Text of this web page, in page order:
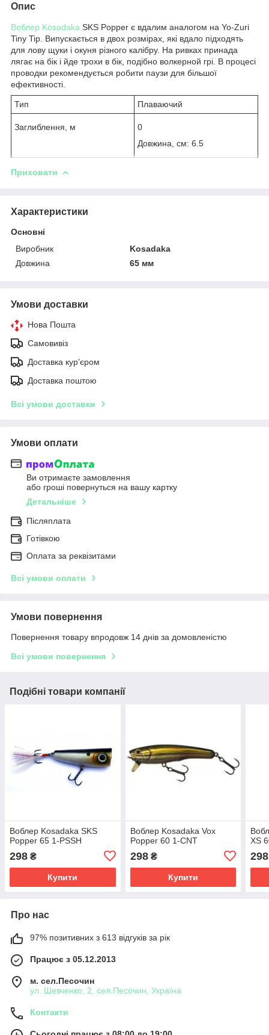
Опис
Воблер Kosadaka SKS Popper є вдалим аналогом на Yo-Zuri
Tiny Tip. Випускається в двох розмірах, які вдало підходять
для лову щуки і окуня різного калібру. На ривках принада
лягає на бік і йде трохи в бік, подібно волкерной грі. В процесі
проводки рекомендується робити паузи для більшої
ефективності.
Тип Плаваючий
Заглиблення, м
0
Довжина, см: 6.5
Приховати
Характеристики
Основні
Виробник
Kosadaka
Довжина
65 мм
Умови доставки
Нова Пошта
Самовивіз
Доставка кур'єром
Доставка поштою
Всі умови доставки
Умови оплати
Ви отримаєте замовлення
або гроші повернуться на вашу картку
Детальніше
Післяплата
Готівкою
Оплата за реквізитами
Всі умови оплати
Умови повернення
Повернення товару впродовж 14 днів за домовленістю
Всі умови повернення
Подібні товари компанії
Воблер Kosadaka SKS
Popper 65 1-PSSH
298 ₴
Купити
Воблер Kosadaka Vox
Popper 60 1-CNT
298₴
Купити
XS
298
Про нас
97% позитивних з 613 відгуків за рік
Працює з 05.12.2013
м. сел.Песочин
ул. Шевченко, 2, сел.Песочин, Україна
Контакти